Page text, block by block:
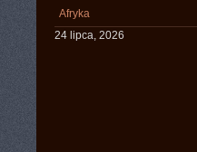
Afryka
24 lipca, 2026